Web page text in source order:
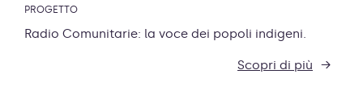
PROGETTO
Radio Comunitarie: la voce dei popoli indigeni.
Scopri di più